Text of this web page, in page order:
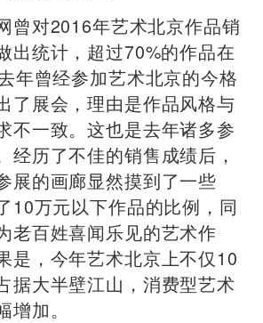
对2016年艺术北京作品销
出统计，超过70%的作品在
年曾经参加艺术北京的今格
了展会，理由是作品风格与
不一致。这也是去年诸多参
经历了不佳的销售成绩后，
展的画廊显然摸到了一些
10万元以下作品的比例，同
老百姓喜闻乐见的艺术作
是，今年艺术北京上不仅10
据大半壁江山，消费型艺术
加。